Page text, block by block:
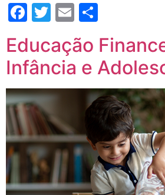
Facebook
Twitter
Email
Educação
Infância e